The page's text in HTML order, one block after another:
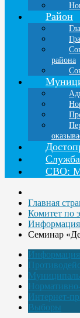
Район
района
СВО:
Главная
Комитет по
Семинар
Интернет-
Выборы